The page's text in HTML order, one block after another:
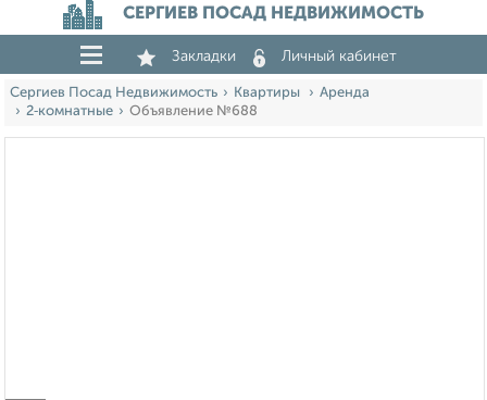
СЕРГИЕВ ПОСАД НЕДВИЖИМОСТЬ
Закладки Личный кабинет
Сергиев Посад Недвижимость Квартиры
Аренда
2‑комнатные
Объявление №688